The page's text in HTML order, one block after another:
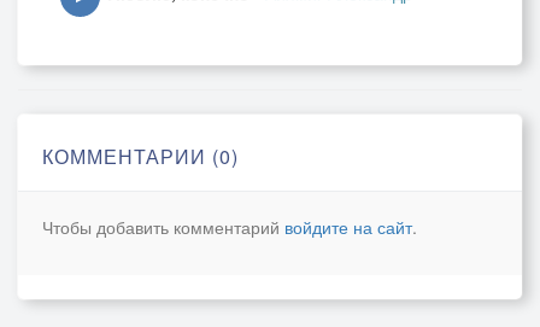
КОММЕНТАРИИ (0)
Чтобы добавить комментарий войдите на сайт.